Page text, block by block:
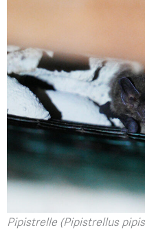
Pipistrelle (Pipistrellus